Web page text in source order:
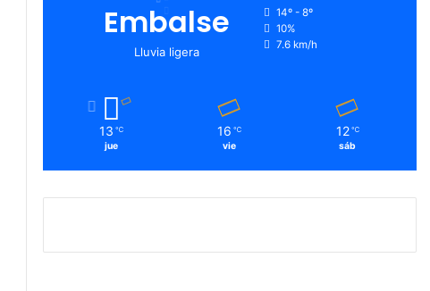
Embalse
Lluvia ligera
14º - 8º
10%
7.6 km/h
13 ℃
jue
16 ℃
vie
12 ℃
sáb